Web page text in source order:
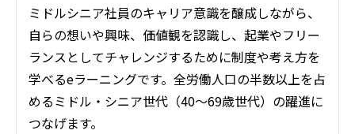
ミドルシニア社員のキャリア意識を醸成しながら、
自らの想いや興味、価値観を認識し、起業やフリー
ランスとしてチャレンジするために制度や考え方を
学べるeラーニングです。全労働人口の半数以上を占
めるミドル・シニア世代（40～69歳世代）の躍進に
つなげます。